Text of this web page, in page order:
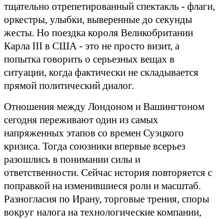
тщательно отрепетированный спектакль - флаги,
оркестры, улыбки, выверенные до секунды
жесты. Но поездка короля Великобритании
Карла III в США - это не просто визит, а
попытка говорить о серьезных вещах в
ситуации, когда фактически не складывается
прямой политический диалог.
Отношения между Лондоном и Вашингтоном
сегодня переживают один из самых
напряженных этапов со времен Суэцкого
кризиса. Тогда союзники впервые всерьез
разошлись в понимании силы и
ответственности. Сейчас история повторяется с
поправкой на изменившиеся роли и масштаб.
Разногласия по Ирану, торговые трения, споры
вокруг налога на технологические компании,